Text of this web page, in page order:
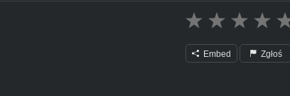
Embed Zgłoś